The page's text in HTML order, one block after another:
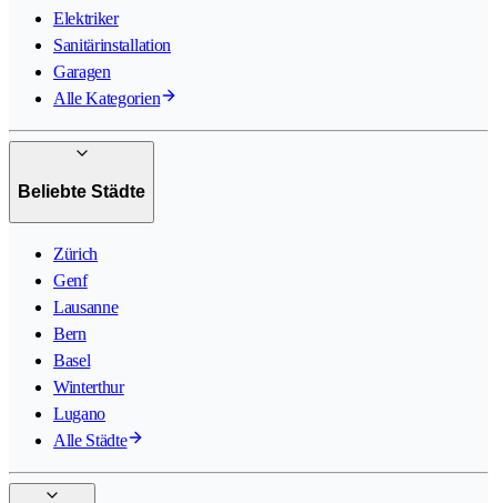
Elektriker
Sanitärinstallation
Garagen
Alle Kategorien
Beliebte Städte
Zürich
Genf
Lausanne
Bern
Basel
Winterthur
Lugano
Alle Städte